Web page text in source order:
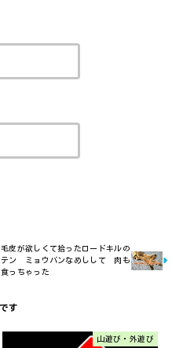
毛皮が欲しくて拾ったロードキルの
テン ミョウバンなめしして 肉も
食っちゃった
山遊び・外遊び